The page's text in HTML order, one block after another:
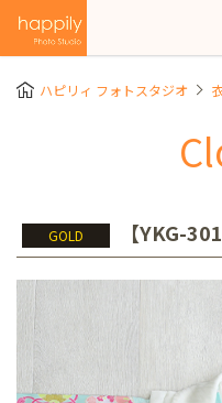
ハピリィ フォトスタジオ
GOLD 【YKG-